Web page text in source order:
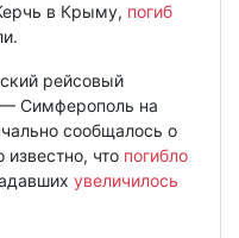
в Крыму, погиб
рейсовый
Симферополь на
сообщалось о
что погибло
увеличилось